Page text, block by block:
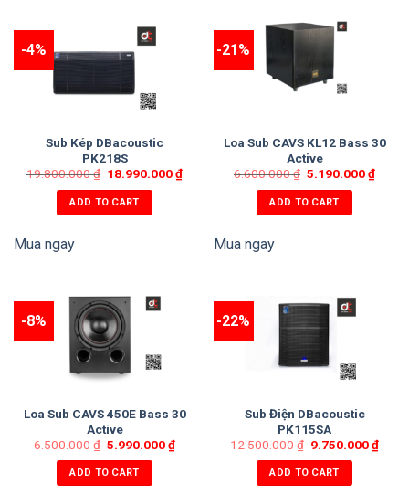
Mã:ELS600
Kích thước:423mm x 531mm x 566mm
Khối lượng:26.3 kg
Nơi sản xuất:Pháp
Xuất xứ:Pháp
Tần số đáp tuyến :45 Hz to 150 Hz
-4%
Sub Kép DBacoustic
PK218S
19.800.000₫ 18.990.000₫
ADD TO CART
Mua ngay
-21%
Loa Sub CAVS KL12 Bass 30
Active
6.600.000₫ 5.190.000₫
ADD TO CART
Mua ngay
-8%
Loa Sub CAVS 450E Bass 30
Active
6.500.000₫ 5.990.000₫
ADD TO CART
-22%
Sub Điện DBacoustic
PK115SA
12.500.000₫ 9.750.000₫
ADD TO CART